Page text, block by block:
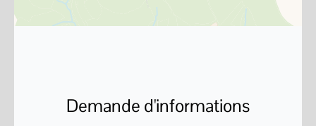
Demande d'informations